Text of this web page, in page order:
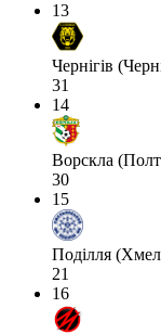
13
Чернігів
31
14
Ворскла
30
15
Поділля
21
16